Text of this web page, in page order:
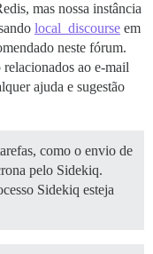
mas nossa instância
local_discourse em
neste fórum.
ao e-mail
ajuda e sugestão
como o envio de
pelo Sidekiq.
Sidekiq esteja